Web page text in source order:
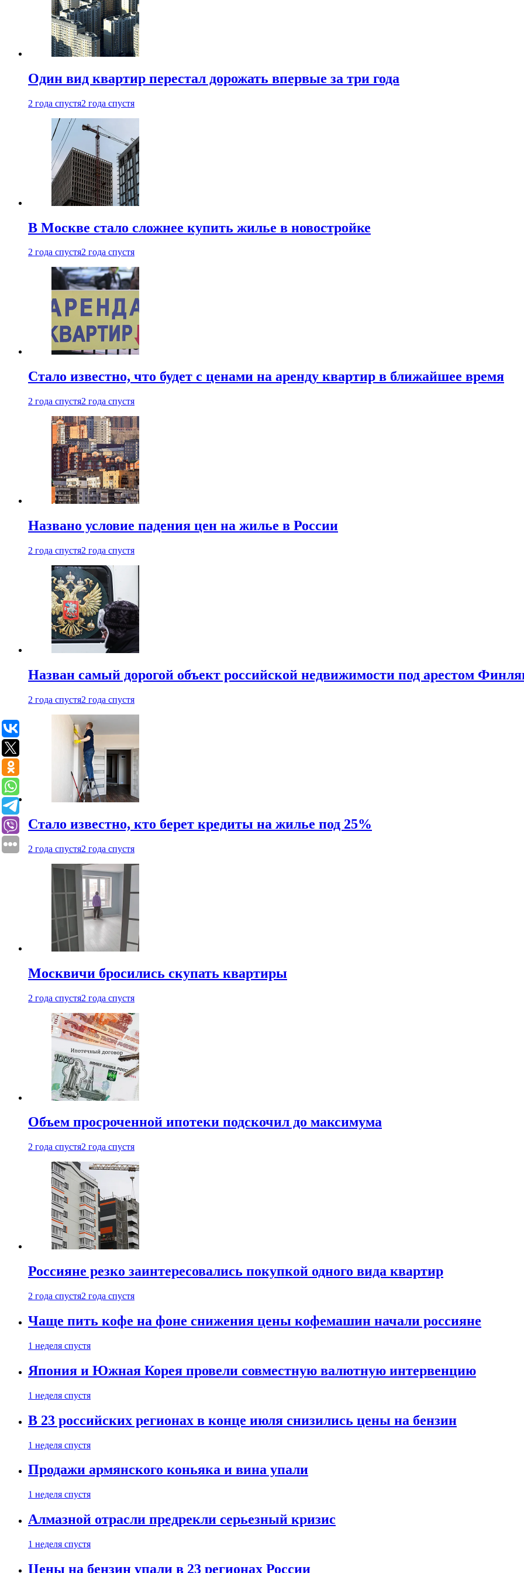
Один вид квартир перестал дорожать впервые за три года
2 года спустя2 года спустя
В Москве стало сложнее купить жилье в новостройке
2 года спустя2 года спустя
Стало известно, что будет с ценами на аренду квартир в ближайшее время
2 года спустя2 года спустя
Названо условие падения цен на жилье в России
2 года спустя2 года спустя
Назван самый дорогой объект российской недвижимости под арестом
2 года спустя2 года спустя
Стало известно, кто берет кредиты на жилье под 25%
2 года спустя2 года спустя
Москвичи бросились скупать квартиры
2 года спустя2 года спустя
Объем просроченной ипотеки подскочил до максимума
2 года спустя2 года спустя
Россияне резко заинтересовались покупкой одного вида квартир
2 года спустя2 года спустя
Чаще пить кофе на фоне снижения цены кофемашин начали россияне
1 неделя спустя
Япония и Южная Корея провели совместную валютную интервенцию
1 неделя спустя
В 23 российских регионах в конце июля снизились цены на бензин
1 неделя спустя
Продажи армянского коньяка и вина упали
1 неделя спустя
Алмазной отрасли предрекли серьезный кризис
1 неделя спустя
Цены на бензин упали в 23 регионах России